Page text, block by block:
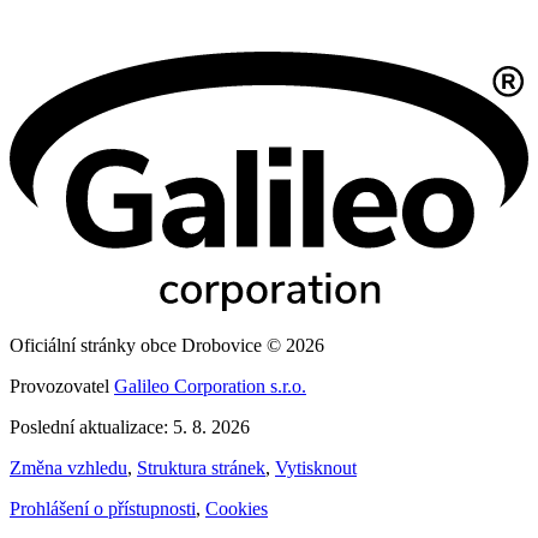
Oficiální stránky obce Drobovice © 2026
Provozovatel Galileo Corporation s.r.o.
Poslední aktualizace: 5. 8. 2026
Změna vzhledu, Struktura stránek, Vytisknout
Prohlášení o přístupnosti, Cookies